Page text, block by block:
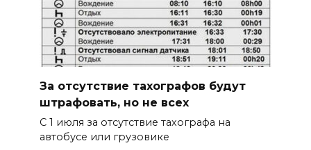
За отсутствие тахографов будут
штрафовать, но не всех
С 1 июля за отсутствие тахографа на
автобусе или грузовике